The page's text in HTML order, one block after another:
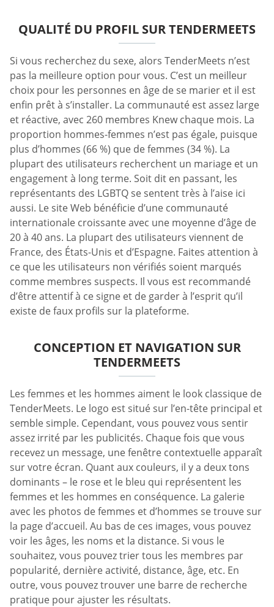
QUALITÉ DU PROFIL SUR TENDERMEETS
Si vous recherchez du sexe, alors TenderMeets n’est
pas la meilleure option pour vous. C’est un meilleur
choix pour les personnes en âge de se marier et il est
enfin prêt à s’installer. La communauté est assez large
et réactive, avec 260 membres Knew chaque mois. La
proportion hommes-femmes n’est pas égale, puisque
plus d’hommes (66 %) que de femmes (34 %). La
plupart des utilisateurs recherchent un mariage et un
engagement à long terme. Soit dit en passant, les
représentants des LGBTQ se sentent très à l’aise ici
aussi. Le site Web bénéficie d’une communauté
internationale croissante avec une moyenne d’âge de
20 à 40 ans. La plupart des utilisateurs viennent de
France, des États-Unis et d’Espagne. Faites attention à
ce que les utilisateurs non vérifiés soient marqués
comme membres suspects. Il vous est recommandé
d’être attentif à ce signe et de garder à l’esprit qu’il
existe de faux profils sur la plateforme.
CONCEPTION ET NAVIGATION SUR
TENDERMEETS
Les femmes et les hommes aiment le look classique de
TenderMeets. Le logo est situé sur l’en-tête principal et
semble simple. Cependant, vous pouvez vous sentir
assez irrité par les publicités. Chaque fois que vous
recevez un message, une fenêtre contextuelle apparaît
sur votre écran. Quant aux couleurs, il y a deux tons
dominants – le rose et le bleu qui représentent les
femmes et les hommes en conséquence. La galerie
avec les photos de femmes et d’hommes se trouve sur
la page d’accueil. Au bas de ces images, vous pouvez
voir les âges, les noms et la distance. Si vous le
souhaitez, vous pouvez trier tous les membres par
popularité, dernière activité, distance, âge, etc. En
outre, vous pouvez trouver une barre de recherche
pratique pour ajuster les résultats.